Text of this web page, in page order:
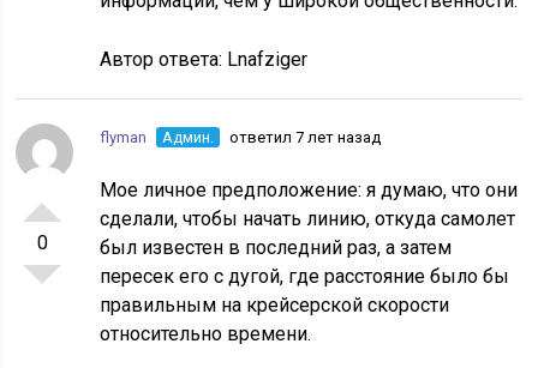
Автор ответа: Lnafziger
0
flyman Админ. ответил 7 лет назад
Мое личное предположение: я думаю, что они
сделали, чтобы начать линию, откуда самолет
был известен в последний раз, а затем
пересек его с дугой, где расстояние было бы
правильным на крейсерской скорости
относительно времени.